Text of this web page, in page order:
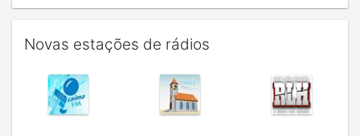
Novas estações de rádios